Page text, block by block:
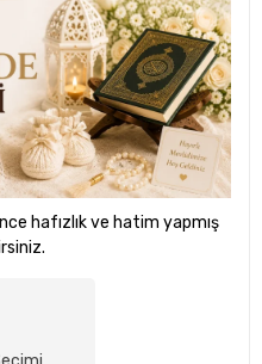
hafızlık ve hatim yapmış